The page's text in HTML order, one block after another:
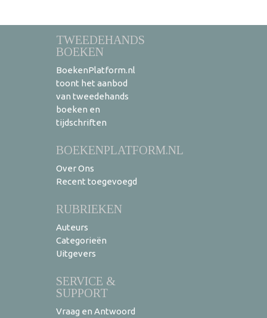
TWEEDEHANDS
BOEKEN
BoekenPlatform.nl
toont het aanbod
van tweedehands
boeken en
tijdschriften
BOEKENPLATFORM.NL
Over Ons
Recent toegevoegd
RUBRIEKEN
Auteurs
Categorieën
Uitgevers
SERVICE &
SUPPORT
Vraag en Antwoord